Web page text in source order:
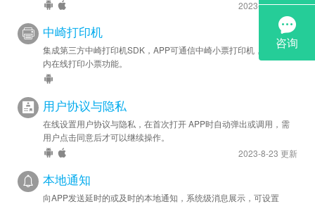
2023-9-18 更新
中崎打印机
集成第三方中崎打印机SDK，APP可通信中崎小票打印机，实现APP
内在线打印小票功能。
用户协议与隐私
在线设置用户协议与隐私，在首次打开 APP时自动弹出或调用，需
用户点击同意后才可以继续操作。
2023-8-23 更新
本地通知
向APP发送延时的或及时的本地通知，系统级消息展示，可设置